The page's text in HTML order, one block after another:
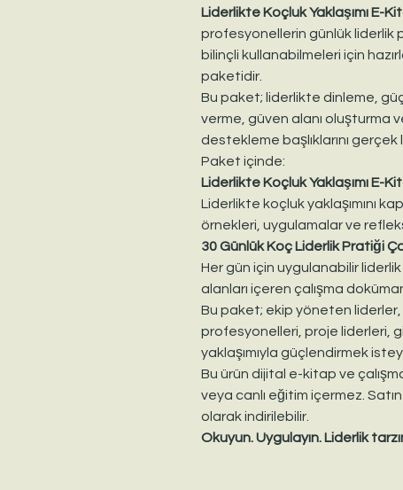
Liderlikte Koçluk Yaklaşımı E-
profesyonellerin günlük liderlik
bilinçli kullanabilmeleri için
paketidir.
Bu paket; liderlikte dinleme,
verme, güven alanı oluşturma
destekleme başlıklarını gerçek
Paket içinde:
Liderlikte Koçluk Yaklaşımı E-
Liderlikte koçluk yaklaşımını
örnekleri, uygulamalar ve
30 Günlük Koç Liderlik Pratiği
Her gün için uygulanabilir
alanları içeren çalışma
Bu paket; ekip yöneten
profesyonelleri, proje liderleri,
yaklaşımıyla güçlendirmek
Bu ürün dijital e-kitap ve
veya canlı eğitim içermez.
olarak indirilebilir.
Okuyun. Uygulayın. Liderlik